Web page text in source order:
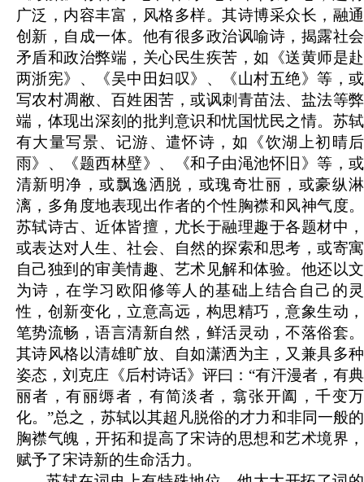
广泛，内容丰富，风格多样。其诗博采众长，融通
创新，自成一体。他有很多政治讽喻诗，揭露社会
矛盾和政治弊端，关心民生疾苦，如《送黄师是赴
两浙宪》、《吴中田妇叹》、《山村五绝》等，或
写农村凋敝、百姓困苦，或讽刺青苗法、盐法等弊
端，体现出深刻的批判意识和忧国忧民之情。苏轼
有大量写景、记游、遣怀诗，如《饮湖上初晴后
雨》、《题西林壁》、《和子由渑池怀旧》等，或
清新明净，或飘逸洒脱，或瑰奇壮丽，或豪纵淋
漓，多角度地表现出作者的个性胸襟和风神气度。
苏轼诗古、近体皆擅，尤长于融理趣于各题材中，
或表达对人生、社会、自然的探索和思考，或寄寓
自己独到的审美情趣、艺术见解和体验。他还以文
为诗，在学习欧阳修等人的基础上结合自己的灵
性，创新变化，立意高远，构思精巧，意象生动，
笔势流畅，语言清新自然，鲜活灵动，不落俗套。
其诗风格以清雄旷放、自如潇洒为主，又兼具多种
姿态，刘克庄《后村诗话》评曰：“有汗漫者，有典
丽者，有丽缛者，有简淡者，翕张开阖，千变万
化。”总之，苏轼以其超凡脱俗的才力和非同一般的
胸襟气魄，开拓和提高了宋诗的思想和艺术境界，
赋予了宋诗新的生命活力。